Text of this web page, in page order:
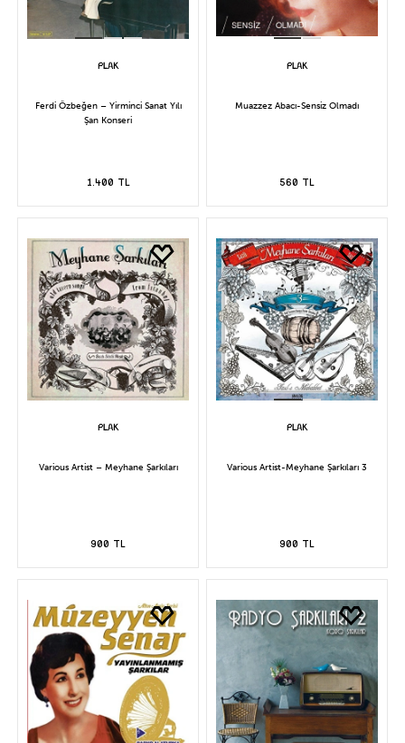
Ferdi Özbeğen – Yirminci Sanat Yılı
Şan Konseri
1.400 TL
Muazzez Abacı-Sensiz Olmadı
560 TL
Various Artist – Meyhane Şarkıları
900 TL
Various Artist-Meyhane Şarkıları 3
900 TL